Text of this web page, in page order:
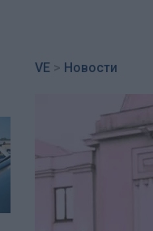
VE > Новости